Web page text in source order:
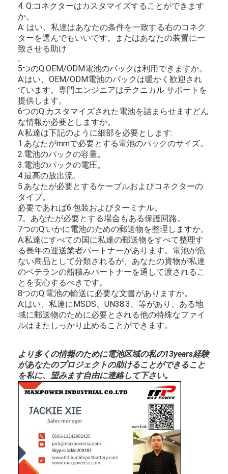
4. Q:コネクターはカスタマイズすることができます
か。
A: はい、私達はあなたの条件を一致する右のコネク
ターを選んでもいいです。またはあなたの装置に一
致させる助け
。
5つのQ:OEM/ODM電池のパックは利用できますか。
A:はい、OEM/ODM電池のパックは暖かく歓迎され
ています。専門エンジニアはテクニカル サポートを
提供します。
6つのQ:カスタマイズされた電池を詰まらせますどん
な情報が必要としますか。
A:私達は下記のように細部を必要とします:
1.あなたがmmで必要とする電池のパックのサイズ。
2.電池のパックの容量。
3.電池のパックの電圧。
4.最高の放出流。
5.あなたが必要とするケーブルおよびコネクターの
タイプ。
必要であれば6.包装およびターミナル。
7。あなたが必要とする場合もある保護回路。
7つのQ:いかに電池のための郵送物を整理しますか。
A:私達にすべての国に私達の郵送物をすべて整理す
る長年の運送業者パートナーがあります。電池が危
ない商品として分類されるが、あなたの貨物が私達
のベテランの船積みパートナーを通して渡されるこ
とを安心するべきです。
8つのQ:電池の輸送に必要な文書がありますか。
A:はい、私達にMSDS、UN38.3、等があり、ある地
域に郵送物のために必要とされる他の特殊なファイ
ルはまたしっかり止めることができます。
より多くの情報のために電池区域の私の13years経験
があなたのプロジェクトの助けることができること
を私に、望みます自由に連絡して下さい。